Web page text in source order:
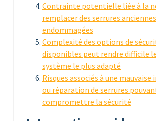
Contrainte potentielle liée à la
remplacer des serrures
endommagées
Complexité des options de
disponibles peut rendre difficile
système le plus adapté
Risques associés à une
ou réparation de serrures
compromettre la sécurité